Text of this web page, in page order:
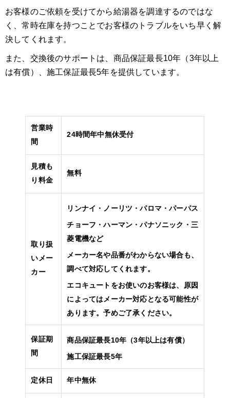
お客様のご依頼を受けてから給湯器を調達するのではな
く、常時在庫を持つことでお客様のトラブルをいち早く解
決してくれます。
また、交換後のサポートは、商品保証最長10年（3年以上
は有償）、施工保証最長5年を提供しています。
営業時
間
24時間年中無休受付
見積も
り料金
無料
取り扱
いメー
カー
リンナイ・ノーリツ・パロマ・パーパス
チョーフ・ハーマン・パナソニック・三
菱電機など
メーカー名や品番がわからない場合も、
調べて対応してくれます。
エコキュートをお使いのお客様は、原因
によってはメーカー対応となる可能性が
あります。予めご了承ください。
保証期
間
商品保証最長10年（3年以上は有償）
施工保証最長5年
定休日 年中無休